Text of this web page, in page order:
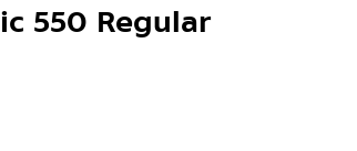
550 Regular